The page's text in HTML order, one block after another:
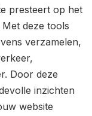
presteert op het
deze tools
verzamelen,
Door deze
inzichten
website